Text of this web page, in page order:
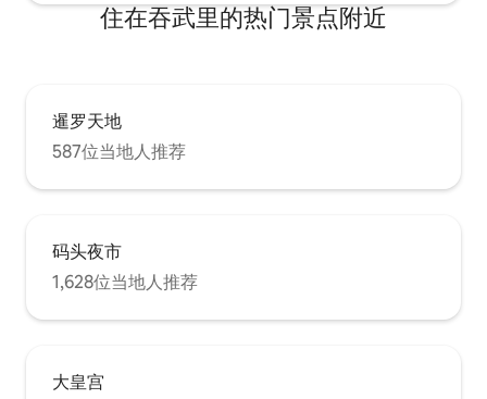
住在吞武里的热门景点附近
暹罗天地
587位当地人推荐
码头夜市
1,628位当地人推荐
大皇宫